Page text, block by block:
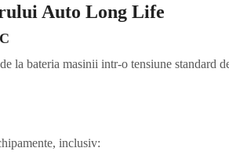
Auto Long Life
la bateria masinii intr-o tensiune
inclusiv: